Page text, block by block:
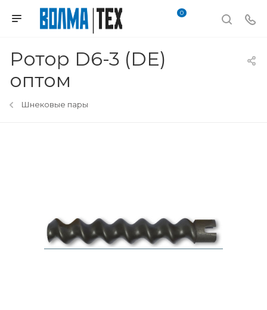
0
Ротор D6-3 (DE)
оптом
Шнековые пары